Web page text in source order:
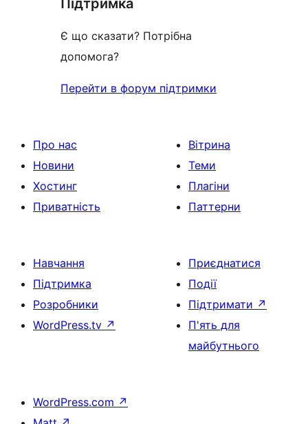
Підтримка
Є що сказати? Потрібна
допомога?
Перейти в форум підтримки
Про нас
Новини
Хостинг
Приватність
Вітрина
Теми
Плагіни
Паттерни
Навчання
Підтримка
Розробники
WordPress.tv ↗
Приєднатися
Події
Підтримати ↗
П'ять для
майбутнього
WordPress.com ↗